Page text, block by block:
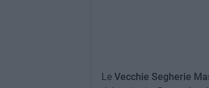
Le Vecchie Segherie